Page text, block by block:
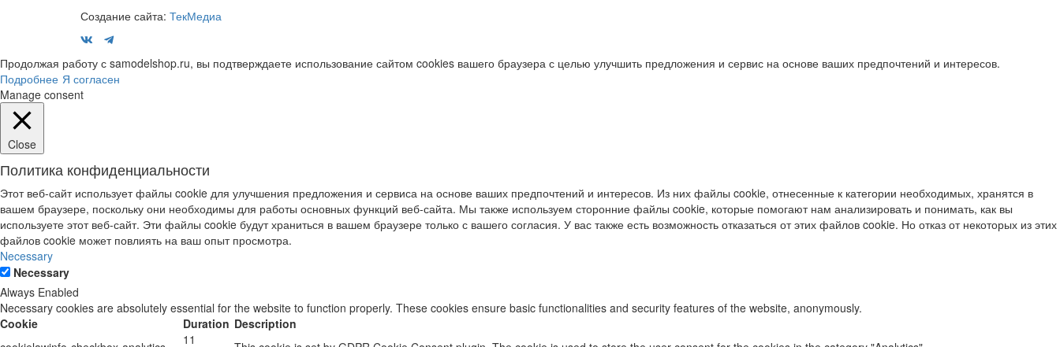
Создание сайта: ТекМедиа
Продолжая работу с samodelshop.ru, вы подтверждаете использование сайтом cookies вашего браузера с целью улучшить предложения и сервис на основе ваших предпочтений и интересов.
Подробнее Я согласен
Manage consent
Close
Политика конфиденциальности
Этот веб-сайт использует файлы cookie для улучшения предложения и сервиса на основе ваших предпочтений и интересов. Из них файлы cookie, отнесенные к категории необходимых, хранятся в
вашем браузере, поскольку они необходимы для работы основных функций веб-сайта. Мы также используем сторонние файлы cookie, которые помогают нам анализировать и понимать, как вы
используете этот веб-сайт. Эти файлы cookie будут храниться в вашем браузере только с вашего согласия. У вас также есть возможность отказаться от этих файлов cookie. Но отказ от некоторых из этих
файлов cookie может повлиять на ваш опыт просмотра.
Necessary
Necessary
Always Enabled
Necessary cookies are absolutely essential for the website to function properly. These cookies ensure basic functionalities and security features of the website, anonymously.
Cookie
Duration Description
11